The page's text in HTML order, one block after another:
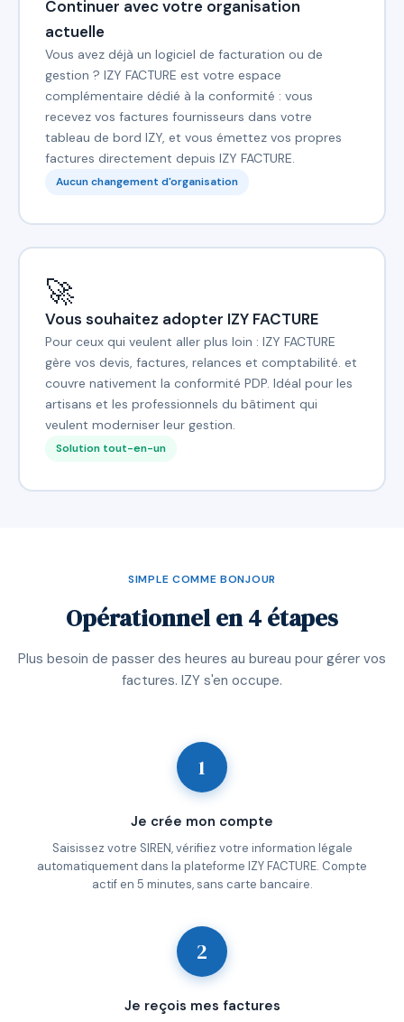
Continuer avec votre organisation
actuelle
Vous avez déjà un logiciel de facturation ou de
gestion ? IZY FACTURE est votre espace
complémentaire dédié à la conformité : vous
recevez vos factures fournisseurs dans votre
tableau de bord IZY, et vous émettez vos propres
factures directement depuis IZY FACTURE.
Aucun changement d'organisation
🚀
Vous souhaitez adopter IZY FACTURE
Pour ceux qui veulent aller plus loin : IZY FACTURE
gère vos devis, factures, relances et comptabilité. et
couvre nativement la conformité PDP. Idéal pour les
artisans et les professionnels du bâtiment qui
veulent moderniser leur gestion.
Solution tout-en-un
SIMPLE COMME BONJOUR
Opérationnel en 4 étapes
Plus besoin de passer des heures au bureau pour gérer vos
factures. IZY s'en occupe.
1
Je crée mon compte
Saisissez votre SIREN, vérifiez votre information légale
automatiquement dans la plateforme IZY FACTURE. Compte
actif en 5 minutes, sans carte bancaire.
2
Je reçois mes factures